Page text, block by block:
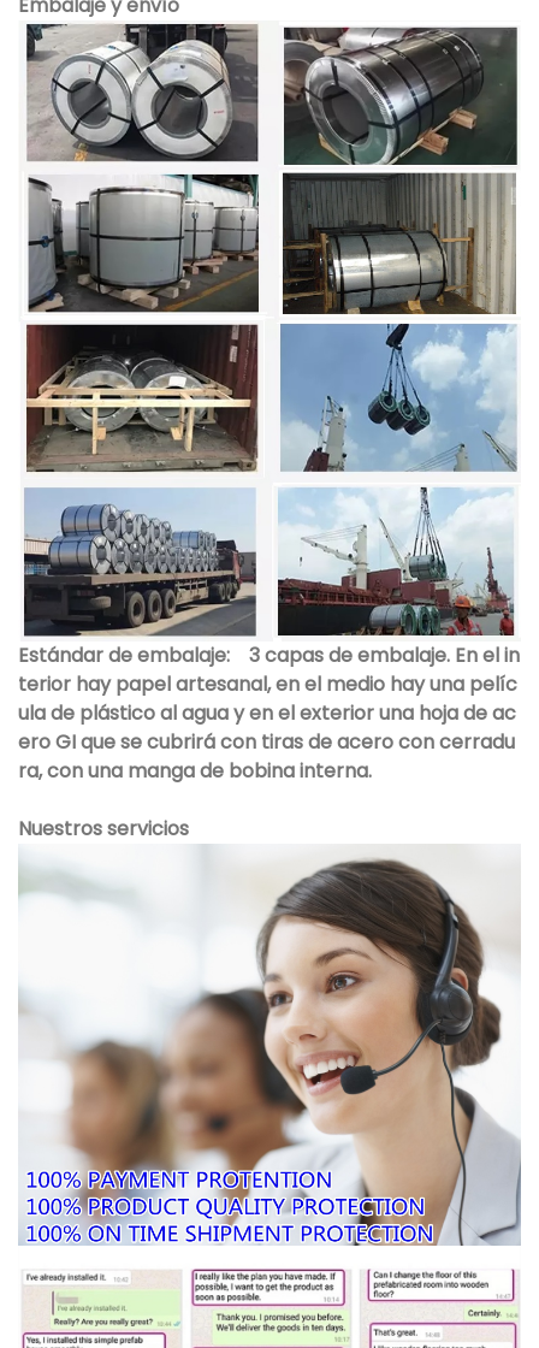
Estándar de embalaje:
3 capas de embalaje. En el in
terior hay papel artesanal, en el medio hay una pelíc
ula de plástico al agua y en el exterior una hoja de ac
ero GI que se cubrirá con tiras de acero con cerradu
ra, con una manga de bobina interna.
Nuestros servicios